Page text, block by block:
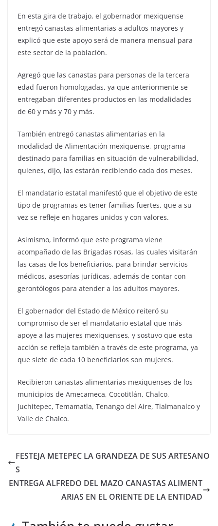
En esta gira de trabajo, el gobernador mexiquense
entregó canastas alimentarias a adultos mayores y
explicó que este apoyo será de manera mensual para
este sector de la población.
Agregó que las canastas para personas de la tercera
edad fueron homologadas, ya que anteriormente se
entregaban diferentes productos en las modalidades
de 60 y más y 70 y más.
También entregó canastas alimentarias en la
modalidad de Alimentación mexiquense, programa
destinado para familias en situación de vulnerabilidad,
quienes, dijo, las estarán recibiendo cada dos meses.
El mandatario estatal manifestó que el objetivo de este
tipo de programas es tener familias fuertes, que a su
vez se refleje en hogares unidos y con valores.
Asimismo, informó que este programa viene
acompañado de las Brigadas rosas, las cuales visitarán
las casas de los beneficiarios, para brindar servicios
médicos, asesorías jurídicas, además de contar con
gerontólogos para atender a los adultos mayores.
El gobernador del Estado de México reiteró su
compromiso de ser el mandatario estatal que más
apoye a las mujeres mexiquenses, y sostuvo que esta
acción se refleja también a través de este programa, ya
que siete de cada 10 beneficiarios son mujeres.
Recibieron canastas alimentarias mexiquenses de los
municipios de Amecameca, Cocotitlán, Chalco,
Juchitepec, Temamatla, Tenango del Aire, Tlalmanalco y
Valle de Chalco.
FESTEJA METEPEC LA GRANDEZA DE SUS ARTESANO
S
ENTREGA ALFREDO DEL MAZO CANASTAS ALIMENT
ARIAS EN EL ORIENTE DE LA ENTIDAD